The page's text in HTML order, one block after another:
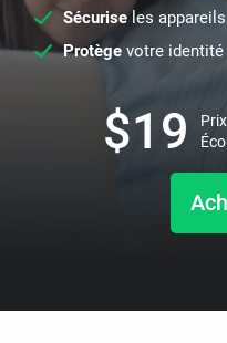
Sécuriseles
Protège votre
$19